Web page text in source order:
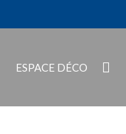
ESPACE DÉCO